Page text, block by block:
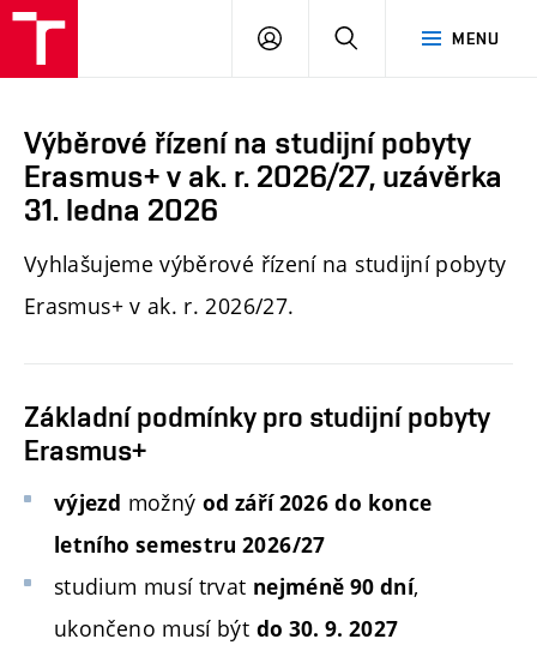
MENU
PŘIHLÁSIT
Výběrové řízení na studijní pobyty
Erasmus+ v ak. r. 2026/27, uzávěrka
31. ledna 2026
Vyhlašujeme výběrové řízení na studijní pobyty
Erasmus+ v ak. r. 2026/27.
Základní podmínky pro studijní pobyty
Erasmus+
výjezd možný od září 2026 do konce
letního semestru 2026/27
studium musí trvat nejméně 90 dní,
ukončeno musí být do 30. 9. 2027